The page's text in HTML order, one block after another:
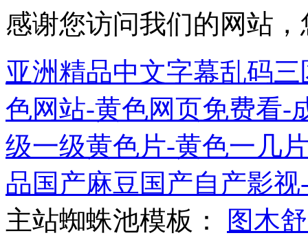
感谢您访问我们的网站
亚洲精品中文字幕乱码
色网站-黄色网页免费看-
级一级黄色片-黄色一几
品国产麻豆国产自产影
主站蜘蛛池模板：
图木